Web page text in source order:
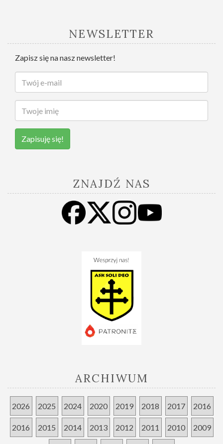
NEWSLETTER
Zapisz się na nasz newsletter!
Zapisuję się!
ZNAJDŹ NAS
ARCHIWUM
2026 2025 2024 2020 2019 2018 2017 2016
2016 2015 2014 2013 2012 2011 2010 2009